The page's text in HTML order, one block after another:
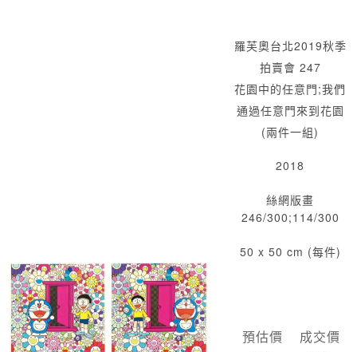
羅芙奧台北2019秋季
拍賣會 247
花園中的任意門;我們
通過任意門來到花園
(兩件一組)
2018
絲網版畫
246/300;114/300
50 x 50 cm (每件)
預估價 成交價